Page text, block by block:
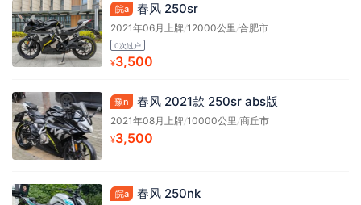
皖a 春风 250sr
2021年06月上牌/12000公里/合肥市
0次过户
¥3,500
豫n 春风 2021款 250sr abs版
2021年08月上牌/10000公里 /商丘市
¥3,500
皖a 春风 250nk